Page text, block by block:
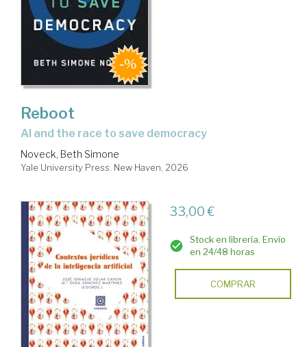
Reboot
AI and the race to save democracy
Noveck, Beth Simone
Yale University Press. New Haven, 2026
33,00 €
Stock en librería. Envío
en 24/48 horas
COMPRAR